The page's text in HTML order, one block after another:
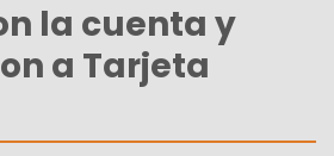
la cuenta y
a Tarjeta